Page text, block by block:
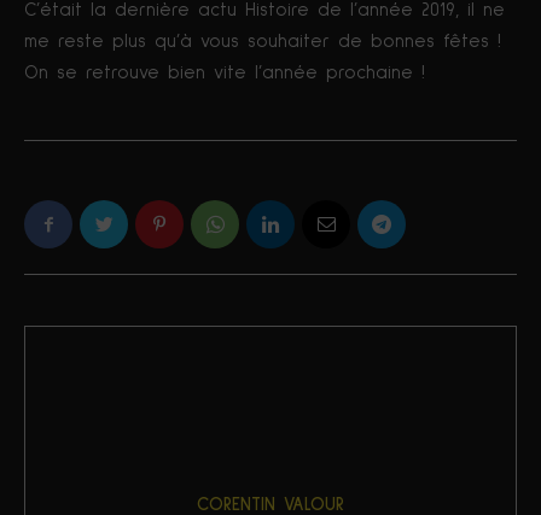
C’était la dernière actu Histoire de l’année 2019, il ne
me reste plus qu’à vous souhaiter de bonnes fêtes !
On se retrouve bien vite l’année prochaine !
CORENTIN VALOUR